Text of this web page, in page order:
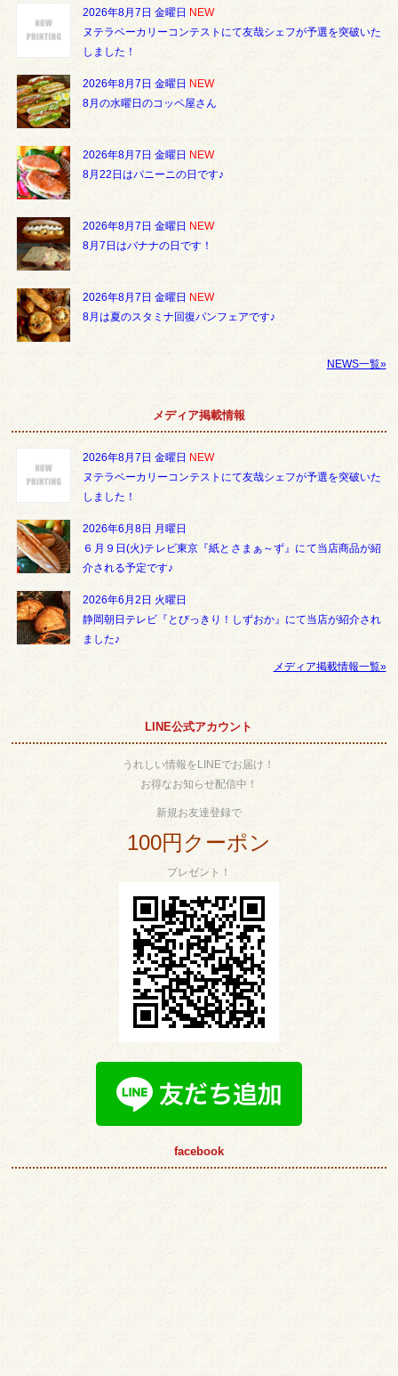
2026年8月7日 金曜日 NEW
ヌテラベーカリーコンテストにて友哉シェフが予選を突破いた
しました！
2026年8月7日 金曜日 NEW
8月の水曜日のコッペ屋さん
2026年8月7日 金曜日 NEW
8月22日はパニーニの日です♪
2026年8月7日 金曜日 NEW
8月7日はバナナの日です！
2026年8月7日 金曜日 NEW
8月は夏のスタミナ回復パンフェアです♪
NEWS一覧»
メディア掲載情報
2026年8月7日 金曜日 NEW
ヌテラベーカリーコンテストにて友哉シェフが予選を突破いた
しました！
2026年6月8日 月曜日
６月９日(火)テレビ東京『紙とさまぁ～ず』にて当店商品が紹
介される予定です♪
2026年6月2日 火曜日
静岡朝日テレビ『とびっきり！しずおか』にて当店が紹介され
ました♪
メディア掲載情報一覧»
LINE公式アカウント
うれしい情報をLINEでお届け！
お得なお知らせ配信中！
新規お友達登録で
100円クーポン
プレゼント！
facebook